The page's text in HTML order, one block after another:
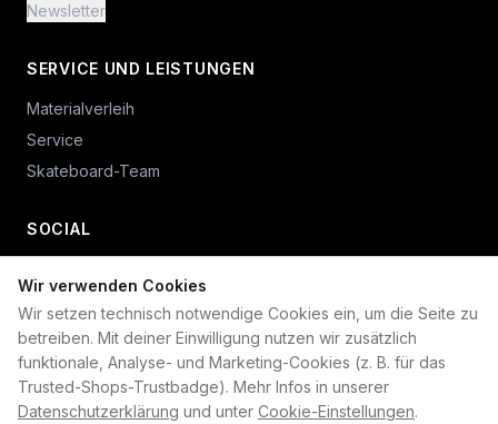
Wir verwenden Cookies
Wir setzen technisch notwendige Cookies ein, um die Seite zu
betreiben. Mit deiner Einwilligung nutzen wir zusätzlich
funktionale, Analyse- und Marketing-Cookies (z. B. für das
Trusted-Shops-Trustbadge). Mehr Infos in unserer
Datenschutzerklärung und unter Cookie-Einstellungen.
Newsletter
SERVICE UND LEISTUNGEN
Materialverleih
Service
Skateboard-Team
SOCIAL
+49 234 687 00 38
shop@plan-b-funsport.de
Sichere Zahlung mit: